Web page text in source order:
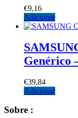
€9,16
Adicionar
Genérico
€39,84
Adicionar
Sobre :